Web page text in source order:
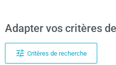
Adapter vos critères
Critères de recherche